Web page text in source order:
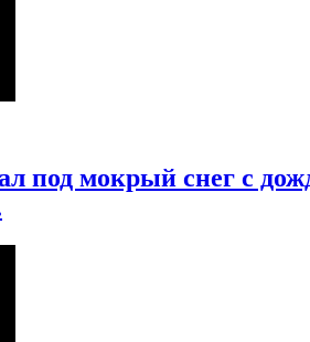
мокрый снег с